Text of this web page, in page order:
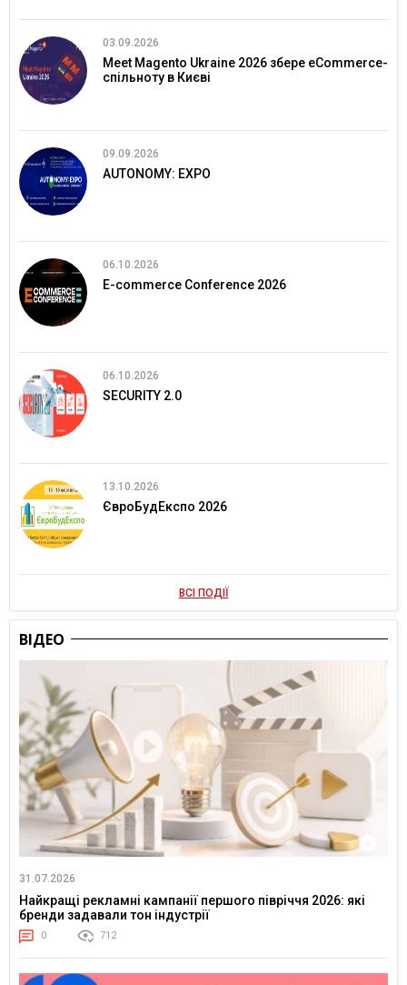
03.09.2026
Meet Magento Ukraine 2026 збере eCommerce-
спільноту в Києві
09.09.2026
AUTONOMY: EXPO
06.10.2026
E-commerce Conference 2026
06.10.2026
SECURITY 2.0
13.10.2026
ЄвроБудЕкспо 2026
ВСІ ПОДІЇ
ВІДЕО
31.07.2026
Найкращі рекламні кампанії першого півріччя 2026: які
бренди задавали тон індустрії
0 712